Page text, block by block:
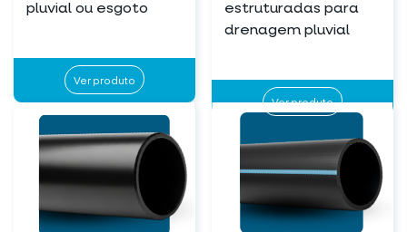
pluvial ou esgoto
Ver produto
estruturadas para
drenagem pluvial
Ver produto